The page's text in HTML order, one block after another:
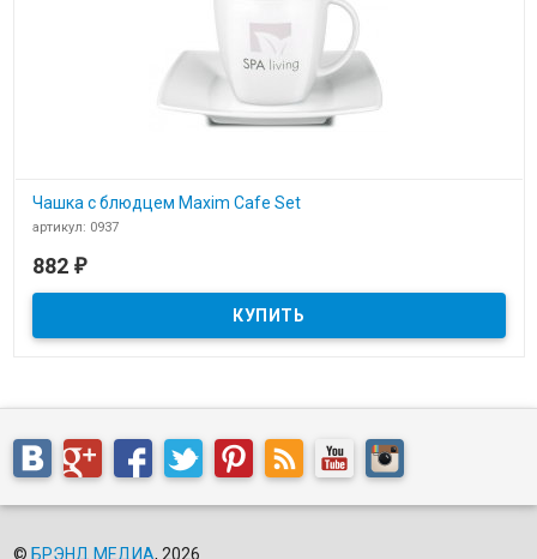
Чашка с блюдцем Maxim Cafe Set
артикул: 0937
882 ₽
© БРЭНД МЕДИА, 2026